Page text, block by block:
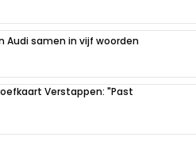
voor het einde van de
kwalleballen van Mercedes. Max
de FIA nooit goed hebben
en dat dat een blamage voor
nogmaals van harte
samen in vijf woorden
Verstappen: "Past